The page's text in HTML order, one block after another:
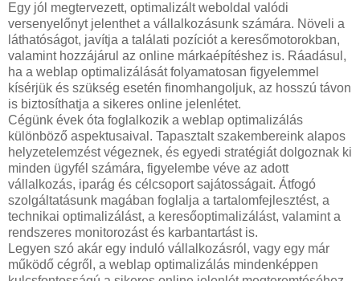
Egy jól megtervezett, optimalizált weboldal valódi
versenyelőnyt jelenthet a vállalkozásunk számára. Növeli a
láthatóságot, javítja a találati pozíciót a keresőmotorokban,
valamint hozzájárul az online márkaépítéshez is. Ráadásul,
ha a weblap optimalizálását folyamatosan figyelemmel
kísérjük és szükség esetén finomhangoljuk, az hosszú távon
is biztosíthatja a sikeres online jelenlétet.
Cégünk évek óta foglalkozik a weblap optimalizálás
különböző aspektusaival. Tapasztalt szakembereink alapos
helyzetelemzést végeznek, és egyedi stratégiát dolgoznak ki
minden ügyfél számára, figyelembe véve az adott
vállalkozás, iparág és célcsoport sajátosságait. Átfogó
szolgáltatásunk magában foglalja a tartalomfejlesztést, a
technikai optimalizálást, a keresőoptimalizálást, valamint a
rendszeres monitorozást és karbantartást is.
Legyen szó akár egy induló vállalkozásról, vagy egy már
működő cégről, a weblap optimalizálás mindenképpen